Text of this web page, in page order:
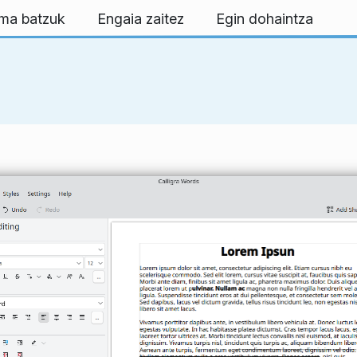
batzuk Engaia zaitez Egin dohaintza